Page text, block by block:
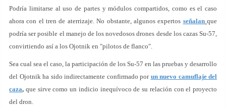
Podría limitarse al uso de partes y módulos compartidos, como es el caso
ahora con el tren de aterrizaje. No obstante, algunos expertos señalan que
podría ser posible el manejo de los novedosos drones desde los cazas Su-57,
convirtiendo así a los Ojotnik en "pilotos de flanco".
Sea cual sea el caso, la participación de los Su-57 en las pruebas y desarrollo
del Ojotnik ha sido indirectamente confirmado por un nuevo camuflaje del
caza, que sirve como un indicio inequívoco de su relación con el proyecto
del dron.